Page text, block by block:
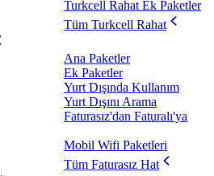
Turkcell Rahat Ek Paketler
Tüm Turkcell Rahat
Ana Paketler
Ek Paketler
Yurt Dışında Kullanım
Yurt Dışını Arama
Faturasız'dan Faturalı'ya
Mobil Wifi Paketleri
Tüm Faturasız Hat